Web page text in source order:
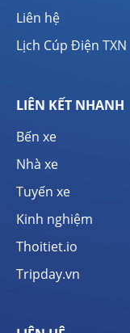
Liên hệ
Lịch Cúp Điện TXN
LIÊN KẾT NHANH
Bến xe
Nhà xe
Tuyến xe
Kinh nghiệm
Thoitiet.io
Tripday.vn